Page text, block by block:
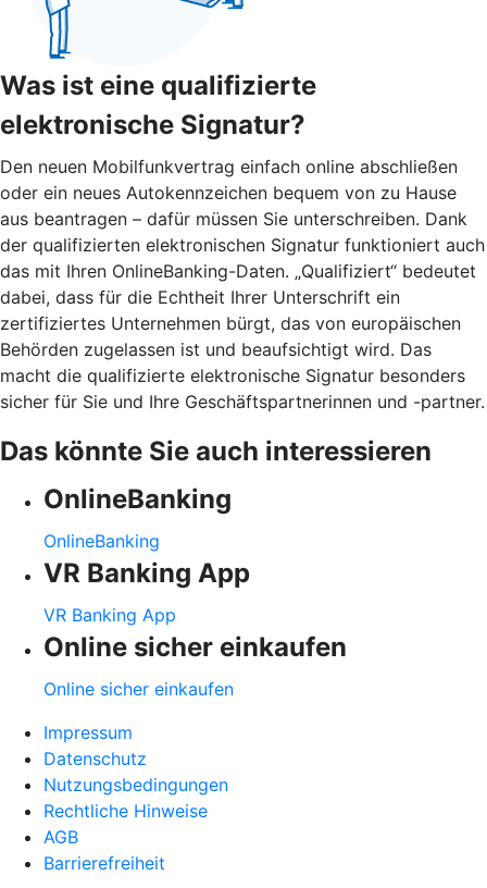
Was ist eine qualifizierte
elektronische Signatur?
Den neuen Mobilfunkvertrag einfach online abschließen
oder ein neues Autokennzeichen bequem von zu Hause
aus beantragen – dafür müssen Sie unterschreiben. Dank
der qualifizierten elektronischen Signatur funktioniert auch
das mit Ihren OnlineBanking-Daten. „Qualifiziert“ bedeutet
dabei, dass für die Echtheit Ihrer Unterschrift ein
zertifiziertes Unternehmen bürgt, das von europäischen
Behörden zugelassen ist und beaufsichtigt wird. Das
macht die qualifizierte elektronische Signatur besonders
sicher für Sie und Ihre Geschäftspartnerinnen und -partner.
Das könnte Sie auch interessieren
OnlineBanking
OnlineBanking
VR Banking App
VR Banking App
Online sicher einkaufen
Online sicher einkaufen
Impressum
Datenschutz
Nutzungsbedingungen
Rechtliche Hinweise
AGB
Barrierefreiheit